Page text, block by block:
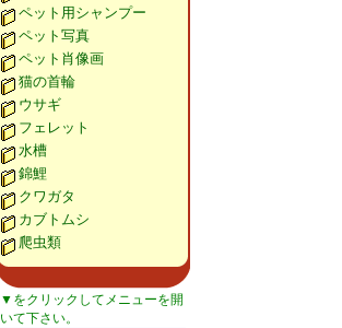
ペット用シャンプー
ペット写真
ペット肖像画
猫の首輪
ウサギ
フェレット
水槽
錦鯉
クワガタ
カブトムシ
爬虫類
▼をクリックしてメニューを開
いて下さい。